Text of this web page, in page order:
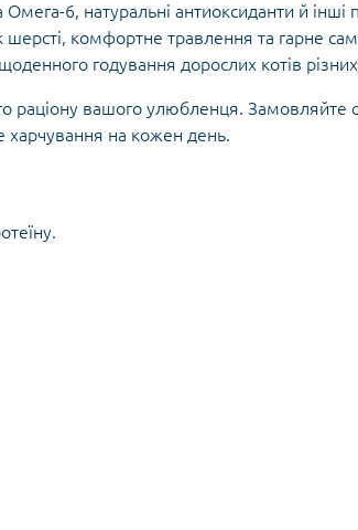
6, натуральні антиоксиданти й інші
комфортне травлення та гарне
годування дорослих котів різних
раціону вашого улюбленця. Замовляйте
харчування на кожен день.